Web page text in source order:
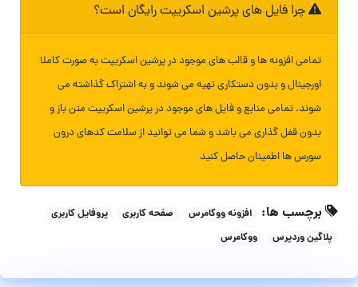
چرا فایل های پرشین اسکریپت رایگان است؟
تمامی افزونه ها و قالب های موجود در پرشین اسکریپت به صورت کاملا
اورجینال و بدون دستکاری تهیه می شوند و به اشتراک گذاشته می
شوند. تمامی منابع و فایل های موجود در پرشین اسکریپت متن باز و
بدون قفل گذاری می باشد و شما می توانید از سلامت کدهای درون
سورس ها اطمینان حاصل کنید
برچسب ها: افزونه ووکامرس صفحه کاربری
پروفایل کاربری
پلاگین وردپرس
ووکامرس